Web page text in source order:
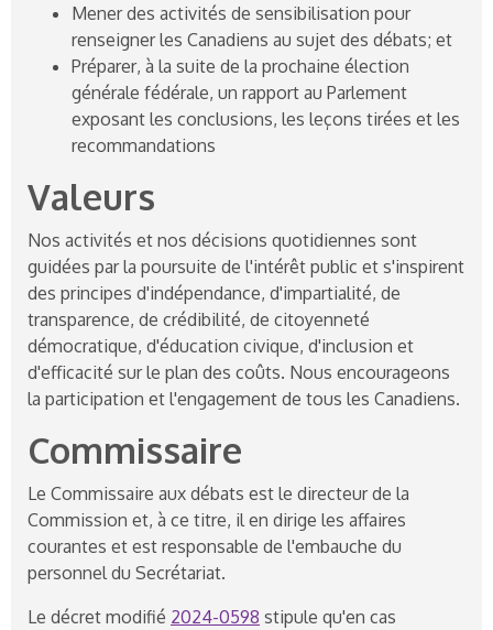
Mener des activités de sensibilisation pour
renseigner les Canadiens au sujet des débats; et
Préparer, à la suite de la prochaine élection
générale fédérale, un rapport au Parlement
exposant les conclusions, les leçons tirées et les
recommandations
Valeurs
Nos activités et nos décisions quotidiennes sont
guidées par la poursuite de l'intérêt public et s'inspirent
des principes d'indépendance, d'impartialité, de
transparence, de crédibilité, de citoyenneté
démocratique, d'éducation civique, d'inclusion et
d'efficacité sur le plan des coûts. Nous encourageons
la participation et l'engagement de tous les Canadiens.
Commissaire
Le Commissaire aux débats est le directeur de la
Commission et, à ce titre, il en dirige les affaires
courantes et est responsable de l'embauche du
personnel du Secrétariat.
Le décret modifié 2024-0598 stipule qu'en cas